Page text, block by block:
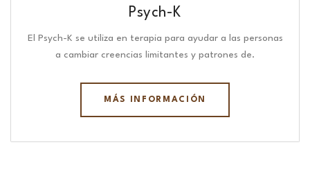
Psych-K
El Psych-K se utiliza en terapia para ayudar a las personas
a cambiar creencias limitantes y patrones de.
MÁS INFORMACIÓN